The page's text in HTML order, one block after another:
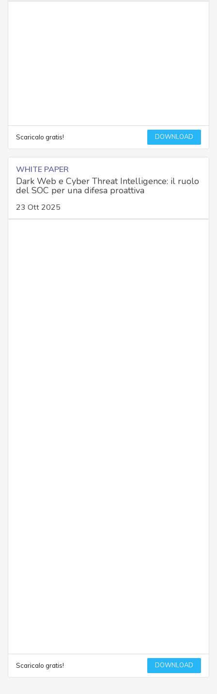
Scaricalo gratis! DOWNLOAD
WHITE PAPER
Dark Web e Cyber Threat Intelligence: il ruolo
del SOC per una difesa proattiva
23 Ott 2025
Scaricalo gratis! DOWNLOAD